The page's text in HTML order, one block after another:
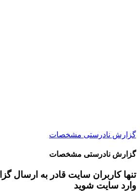
گزارش نادرستی مشخصات
گزارش نادرستی مشخصات
تنها کاربران سایت قادر به ارسال
وارد سایت شوید